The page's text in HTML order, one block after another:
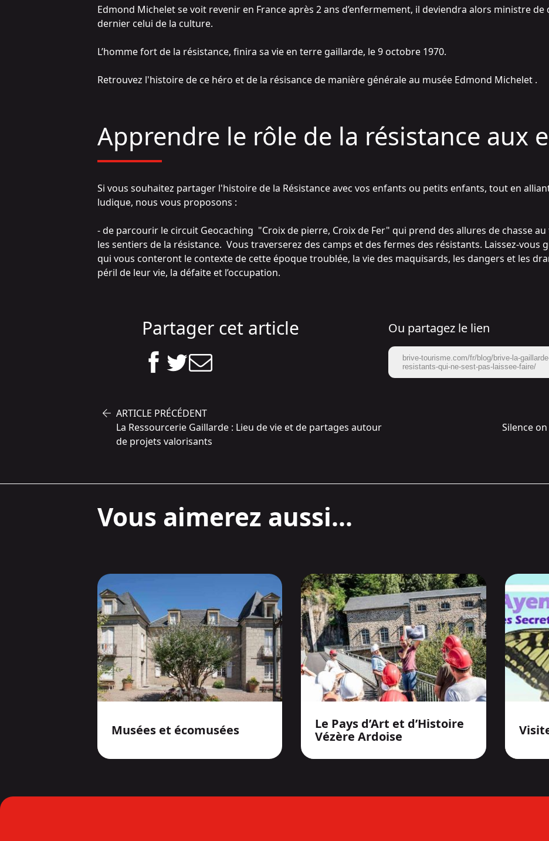
Edmond Michelet se voit revenir en France après 2 ans d’enfermement, il deviendra alors ministre
dernier celui de la culture.
L’homme fort de la résistance, finira sa vie en terre gaillarde, le 9 octobre 1970.
Retrouvez l'histoire de ce héro et de la résisance de manière générale au musée Edmond Michelet.
Apprendre le rôle de la résistance aux
Si vous souhaitez partager l'histoire de la Résistance avec vos enfants ou petits enfants, tout en
ludique, nous vous proposons :
- de parcourir le circuit Geocaching "Croix de pierre, Croix de Fer" qui prend des allures de chasse
les sentiers de la résistance. Vous traverserez des camps et des fermes des résistants. Laissez-vous
qui vous conteront le contexte de cette époque troublée, la vie des maquisards, les dangers et les
péril de leur vie, la défaite et l’occupation.
Partager cet article Ou partagez le lien
brive-tourisme.com/fr/blog/brive-la-
resistants-qui-ne-sest-pas-laissee-faire/
ARTICLE PRÉCÉDENT
La Ressourcerie Gaillarde : Lieu de vie et de partages autour
de projets valorisants
Silence
Vous aimerez aussi...
Musées et écomusées
Le Pays d’Art et d’Histoire
Vézère Ardoise